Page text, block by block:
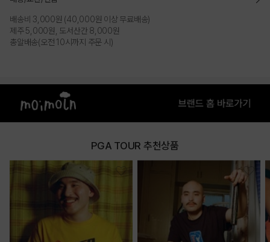
배송비 3,000원 (40,000원 이상 무료배송)
제주 5,000원, 도서산간 8,000원
총알배송(오전 10시까지 주문 시)
PGA TOUR 추천상품